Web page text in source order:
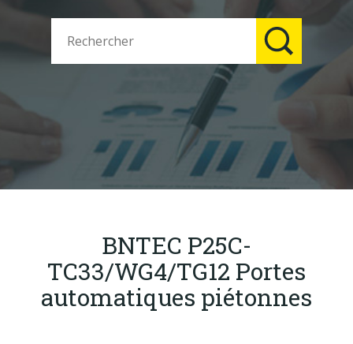
Vos contacts
Espace adhérents
EN
Qui sommes-nous
Produits
Publications
Actualités
BNTEC P25C-
TC33/WG4/TG12 Portes
automatiques piétonnes